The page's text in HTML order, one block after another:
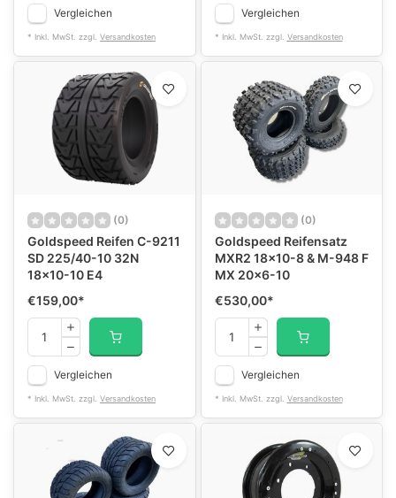
Vergleichen
* Inkl. MwSt. zzgl. Versandkosten
Vergleichen
* Inkl. MwSt. zzgl. Versandkosten
(0)
Goldspeed Reifen C-9211
SD 225/40-10 32N
18x10-10 E4
€159,00*
Vergleichen
* Inkl. MwSt. zzgl. Versandkosten
(0)
Goldspeed Reifensatz
MXR2 18x10-8 & M-948 F
MX 20x6-10
€530,00*
Vergleichen
* Inkl. MwSt. zzgl. Versandkosten